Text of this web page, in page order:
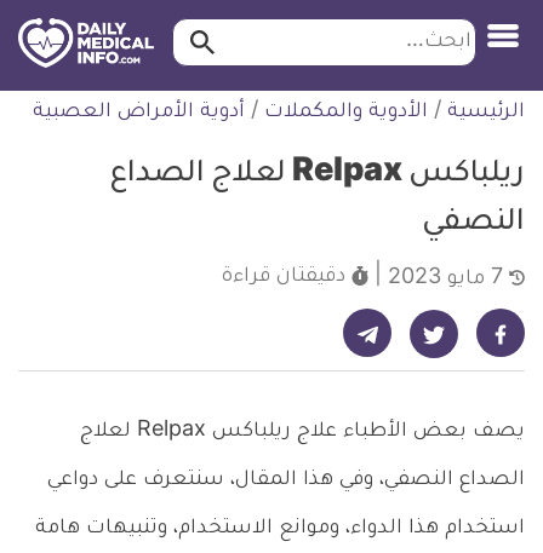
التخطي
للمحتوى
طبية
ابحث ابحث…
الرئيسية / الأدوية والمكملات / أدوية الأمراض العصبية
ريلباكس Relpax لعلاج الصداع
النصفي
دقيقتان قراءة
شارك على فيسبوك - ديلي ميديكال انفو شارك على تويتر - ديلي ميديكال انفو شارك على تيليجرام - ديلي ميديكال انفو
يصف بعض الأطباء علاج ريلباكس Relpax لعلاج
الصداع النصفي، وفي هذا المقال، سنتعرف على دواعي
استخدام هذا الدواء، وموانع الاستخدام، وتنبيهات هامة